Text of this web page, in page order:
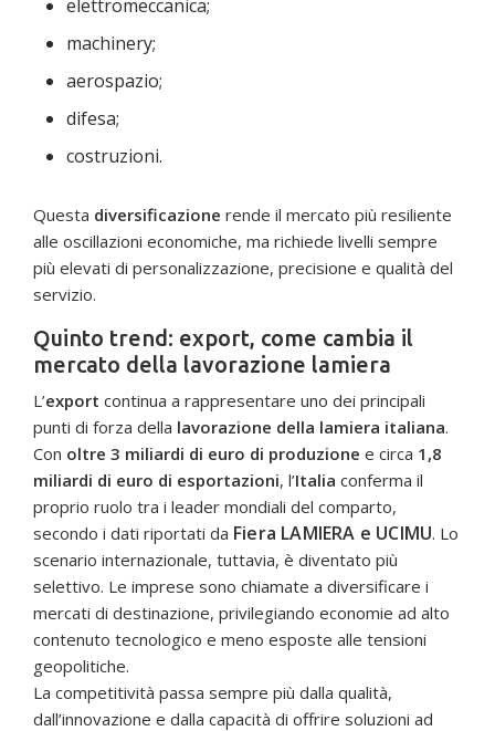
elettromeccanica;
machinery;
aerospazio;
difesa;
costruzioni.
Questa diversificazione rende il mercato più resiliente
alle oscillazioni economiche, ma richiede livelli sempre
più elevati di personalizzazione, precisione e qualità del
servizio.
Quinto trend: export, come cambia il
mercato della lavorazione lamiera
L’export continua a rappresentare uno dei principali
punti di forza della lavorazione della lamiera italiana.
Con oltre 3 miliardi di euro di produzione e circa 1,8
miliardi di euro di esportazioni, l’Italia conferma il
proprio ruolo tra i leader mondiali del comparto,
secondo i dati riportati da Fiera LAMIERA e UCIMU. Lo
scenario internazionale, tuttavia, è diventato più
selettivo. Le imprese sono chiamate a diversificare i
mercati di destinazione, privilegiando economie ad alto
contenuto tecnologico e meno esposte alle tensioni
geopolitiche.
La competitività passa sempre più dalla qualità,
dall’innovazione e dalla capacità di offrire soluzioni ad